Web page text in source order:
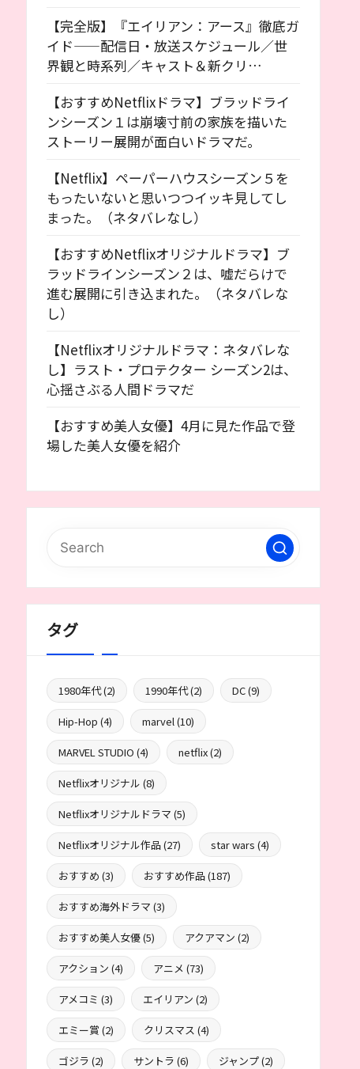
【完全版】『エイリアン：アース』徹底ガ
イド——配信日・放送スケジュール／世
界観と時系列／キャスト＆新クリ…
【おすすめNetflixドラマ】ブラッドライ
ンシーズン１は崩壊寸前の家族を描いた
ストーリー展開が面白いドラマだ。
【Netflix】ペーパーハウスシーズン５を
もったいないと思いつつイッキ見してし
まった。（ネタバレなし）
【おすすめNetflixオリジナルドラマ】ブ
ラッドラインシーズン２は、嘘だらけで
進む展開に引き込まれた。（ネタバレな
し）
【Netflixオリジナルドラマ：ネタバレな
し】ラスト・プロテクター シーズン2は、
心揺さぶる人間ドラマだ
【おすすめ美人女優】4月に見た作品で登
場した美人女優を紹介
タグ
1980年代(2) 1990年代(2) DC(9)
Hip-Hop (4) marvel(10)
MARVEL STUDIO (4) netflix(2)
Netflixオリジナル (8)
Netflixオリジナルドラマ (5)
Netflixオリジナル作品(27) star wars (4)
おすすめ (3) おすすめ作品(187)
おすすめ海外ドラマ (3)
おすすめ美人女優(5) アクアマン (2)
アクション (4) アニメ (73)
アメコミ (3) エイリアン (2)
エミー賞 (2) クリスマス (4)
ゴジラ (2) サントラ (6) ジャンプ(2)